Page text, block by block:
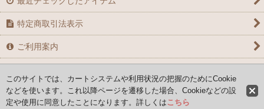
特定商取引法表示
ご利用案内
Copyright (C) 2008-2026 AYAFRANCE All Rights Reserved
このサイトでは、カートシステムや利用状況の把握のためにCookie
などを使います。これ以降ページを遷移した場合、Cookieなどの設
定や使用に同意したことになります。詳しくはこちら